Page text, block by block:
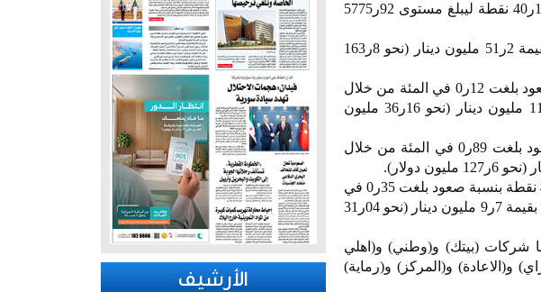
أغلقت بورصة الكويت تعاملاتها اليوم الأربعاء على ارتفاع مؤشر السوق العام 16ر40 نقطة ليبلغ مستوى 92ر5775
وتم تداول كمية أسهم بلغت 4ر233 مليون سهم تمت عبر 9985 صفقة نقدية بقيمة 2ر51 مليون دينار (نحو 8ر163
وارتفع مؤشر السوق الرئيسي 5ر5 نقطة ليبلغ مستوى 21ر4687 نقطة بنسبة صعود بلغت 12ر0 في المئة من خلال
كمية أسهم بلغت 3ر138 مليون سهم تمت عبر 5204 صفقات نقدية بقيمة 3ر11 مليون دينار (نحو 16ر36 مليون
وارتفع مؤشر السوق الأول 5ر55 نقطة ليبلغ مستوى 44ر6324 نقطة بنسبة صعود بلغت 89ر0 في المئة من خلال
وفي غضون ذلك ارتفع مؤشر (رئيسي 50) نحو 9ر16 نقطة ليبلغ مستوى 53ر4874 نقطة بنسبة صعود بلغت 35ر0 في
المئة من خلال كمية أسهم بلغت 3ر108 مليون سهم تمت عبر 3672 صفقة نقدية بقيمة 7ر9 مليون دينار (نحو 04ر31
شركات (بيتك) و(وطني) و(اهلي
و(الاعادة) و(المركز) و(رماية)
الأرشيف